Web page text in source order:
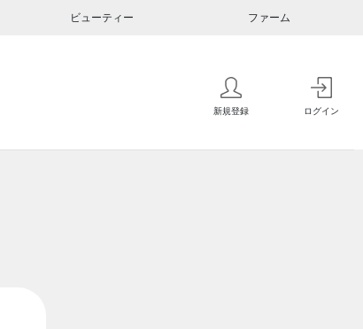
ビューティー ファーム
新規登録 ログイン